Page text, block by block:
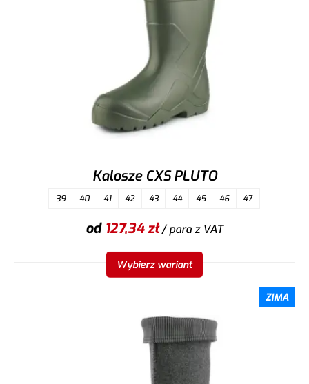
Kalosze CXS PLUTO
39 40 41 42 43 44 45 46 47
od 127,34zł/ paraz VAT
Wybierz wariant
ZIMA